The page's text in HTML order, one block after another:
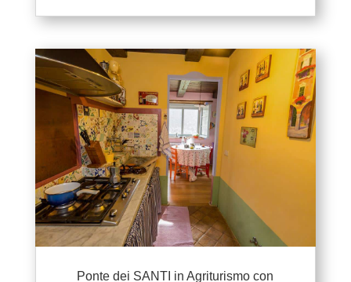
Ponte dei SANTI in Agriturismo con